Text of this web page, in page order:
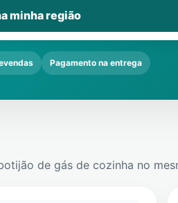
minha região
Pagamento na entrega
de gás de cozinha no